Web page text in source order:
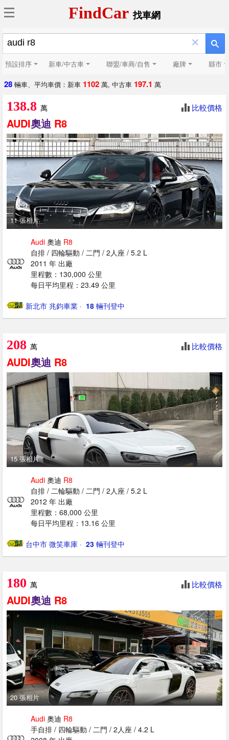
FindCar找車網
×
預設排序 新車/中古車 聯盟/車商/自售 廠牌 縣市
28 輛車、平均車價：新車 1102 萬, 中古車 197.1 萬
138.8 萬 比較價格
AUDI奧迪 R8
11 張相片
Audi 奧迪 R8
自排 / 四輪驅動 / 二門 / 2人座 / 5.2 L
2011 年 出廠
里程數：130,000 公里
每日平均里程：23.49 公里
新北市 兆鈞車業 · ‎ 18 輛刊登中
208 萬 比較價格
AUDI奧迪 R8
15 張相片
Audi 奧迪 R8
自排 / 二輪驅動 / 二門 / 2人座 / 5.2 L
2012 年 出廠
里程數：68,000 公里
每日平均里程：13.16 公里
台中市 微笑車庫 · ‎ 23 輛刊登中
180 萬 比較價格
AUDI奧迪 R8
20 張相片
Audi 奧迪 R8
手自排 / 四輪驅動 / 二門 / 2人座 / 4.2 L